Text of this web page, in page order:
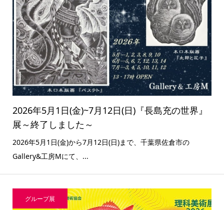
2026年5月1日(金)~7月12日(日)『長島充の世界』
展～終了しました～
2026年5月1日(金)から7月12日(日)まで、千葉県佐倉市の
Gallery&工房Mにて、...
グループ展